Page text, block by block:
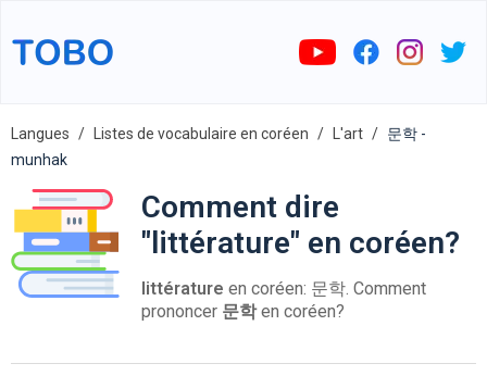
Langues Listes de vocabulaire en coréen L'art
문학 -
munhak
Comment dire
"littérature" en coréen?
littérature en coréen: 문학. Comment
prononcer 문학en coréen?